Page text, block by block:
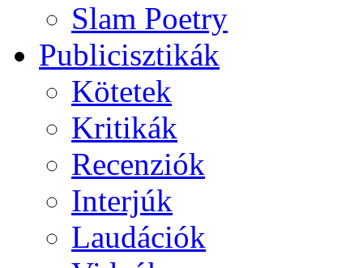
Slam Poetry
Publicisztikák
Kötetek
Kritikák
Recenziók
Interjúk
Laudációk